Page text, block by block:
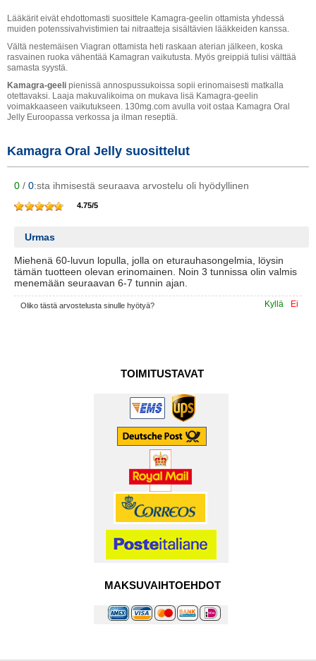
Lääkärit eivät ehdottomasti suosittele Kamagra-geelin ottamista yhdessä
muiden potenssivahvistimien tai nitraatteja sisältävien lääkkeiden kanssa.
Vältä nestemäisen Viagran ottamista heti raskaan aterian jälkeen, koska
rasvainen ruoka vähentää Kamagran vaikutusta. Myös greippiä tulisi välttää
samasta syystä.
Kamagra-geeli pienissä annospussukoissa sopii erinomaisesti matkalla
otettavaksi. Laaja makuvalikoima on mukava lisä Kamagra-geelin
voimakkaaseen vaikutukseen. 130mg.com avulla voit ostaa Kamagra Oral
Jelly Euroopassa verkossa ja ilman reseptiä.
Kamagra Oral Jelly suosittelut
0 / 0:sta ihmisestä seuraava arvostelu oli hyödyllinen
4.75/5
Urmas
Miehenä 60-luvun lopulla, jolla on eturauhasongelmia, löysin
tämän tuotteen olevan erinomainen. Noin 3 tunnissa olin valmis
menemään seuraavan 6-7 tunnin ajan.
Ei
Kyllä
Oliko tästä arvostelusta sinulle hyötyä?
MAKSUVAIHTOEHDOT
TOIMITUSTAVAT